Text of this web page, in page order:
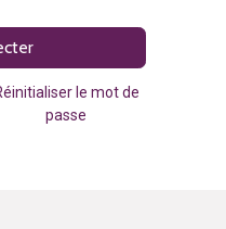
le mot de
passe